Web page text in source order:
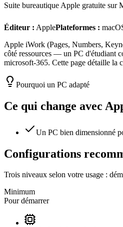
Suite bureautique Apple gratuite sur
Éditeur : ApplePlateformes :
Apple iWork (Pages, Numbers,
côté ressources — un PC d'étudiant
microsoft-365. Cette page détaille la
Pourquoi un PC adapté
Ce qui change avec
Un PC bien dimensionné
Configurations
Trois niveaux selon votre usage :
Minimum
Pour démarrer